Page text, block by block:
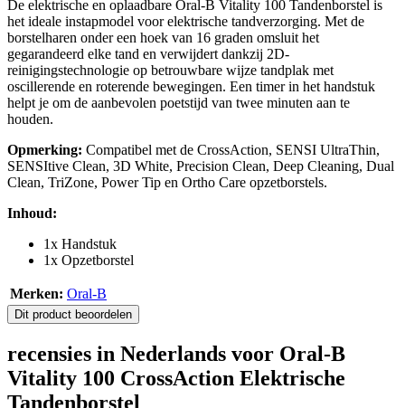
De elektrische en oplaadbare Oral-B Vitality 100 Tandenborstel is
het ideale instapmodel voor elektrische tandverzorging. Met de
borstelharen onder een hoek van 16 graden omsluit het
gegarandeerd elke tand en verwijdert dankzij 2D-
reinigingstechnologie op betrouwbare wijze tandplak met
oscillerende en roterende bewegingen. Een timer in het handstuk
helpt je om de aanbevolen poetstijd van twee minuten aan te
houden.
Opmerking: Compatibel met de CrossAction, SENSI UltraThin,
SENSItive Clean, 3D White, Precision Clean, Deep Cleaning, Dual
Clean, TriZone, Power Tip en Ortho Care opzetborstels.
Inhoud:
1x Handstuk
1x Opzetborstel
Merken: Oral-B
Dit product beoordelen
recensies in Nederlands voor Oral-B
Vitality 100 CrossAction Elektrische
Tandenborstel